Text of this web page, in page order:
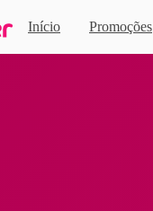
Início Promoções